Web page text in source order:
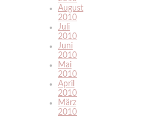
August
2010
Juli
2010
Juni
2010
Mai
2010
April
2010
März
2010